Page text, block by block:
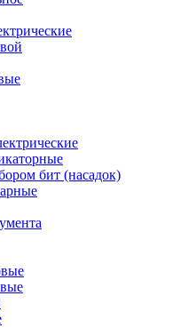
бит (насадок)